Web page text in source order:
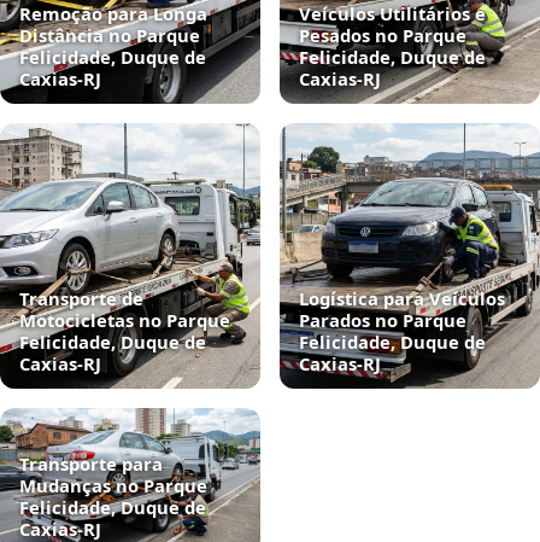
Remoção para Longa
Distância no Parque
Felicidade, Duque de
Caxias‑RJ
Veículos Utilitários e
Pesados no Parque
Felicidade, Duque de
Caxias‑RJ
Transporte de
Motocicletas no Parque
Felicidade, Duque de
Caxias‑RJ
Logística para Veículos
Parados no Parque
Felicidade, Duque de
Caxias‑RJ
Transporte para
Mudanças no Parque
Felicidade, Duque de
Caxias‑RJ